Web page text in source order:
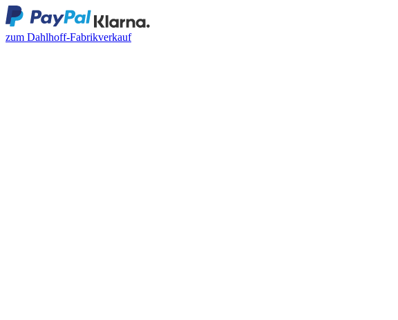
zum Dahlhoff-Fabrikverkauf